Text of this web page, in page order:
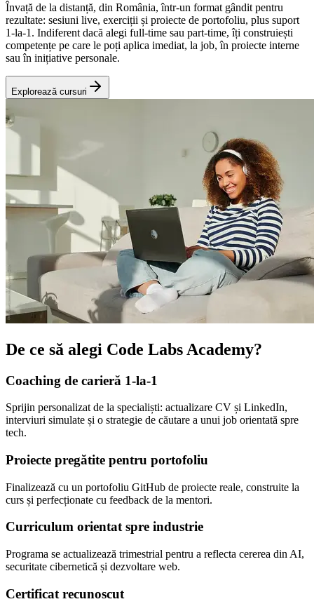
Învață de la distanță, din România, într-un format gândit pentru
rezultate: sesiuni live, exerciții și proiecte de portofoliu, plus suport
1-la-1. Indiferent dacă alegi full-time sau part-time, îți construiești
competențe pe care le poți aplica imediat, la job, în proiecte interne
sau în inițiative personale.
Explorează cursuri
De ce să alegi Code Labs Academy?
Coaching de carieră 1-la-1
Sprijin personalizat de la specialiști: actualizare CV și LinkedIn,
interviuri simulate și o strategie de căutare a unui job orientată spre
tech.
Proiecte pregătite pentru portofoliu
Finalizează cu un portofoliu GitHub de proiecte reale, construite la
curs și perfecționate cu feedback de la mentori.
Curriculum orientat spre industrie
Programa se actualizează trimestrial pentru a reflecta cererea din AI,
securitate cibernetică și dezvoltare web.
Certificat recunoscut